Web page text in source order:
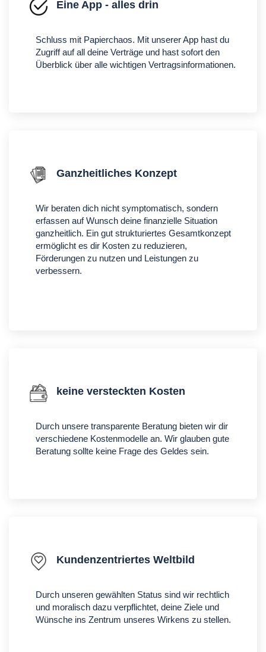
Eine App - alles drin
Schluss mit Papierchaos. Mit unserer App hast du
Zugriff auf all deine Verträge und hast sofort den
Überblick über alle wichtigen Vertragsinformationen.
Ganzheitliches Konzept
Wir beraten dich nicht symptomatisch, sondern
erfassen auf Wunsch deine finanzielle Situation
ganzheitlich. Ein gut strukturiertes Gesamtkonzept
ermöglicht es dir Kosten zu reduzieren,
Förderungen zu nutzen und Leistungen zu
verbessern.
keine versteckten Kosten
Durch unsere transparente Beratung bieten wir dir
verschiedene Kostenmodelle an. Wir glauben gute
Beratung sollte keine Frage des Geldes sein.
Kundenzentriertes Weltbild
Durch unseren gewählten Status sind wir rechtlich
und moralisch dazu verpflichtet, deine Ziele und
Wünsche ins Zentrum unseres Wirkens zu stellen.